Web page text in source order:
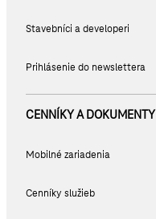
Stavebníci a developeri
Prihlásenie do newslettera
CENNÍKY A DOKUMENTY
Mobilné zariadenia
Cenníky služieb